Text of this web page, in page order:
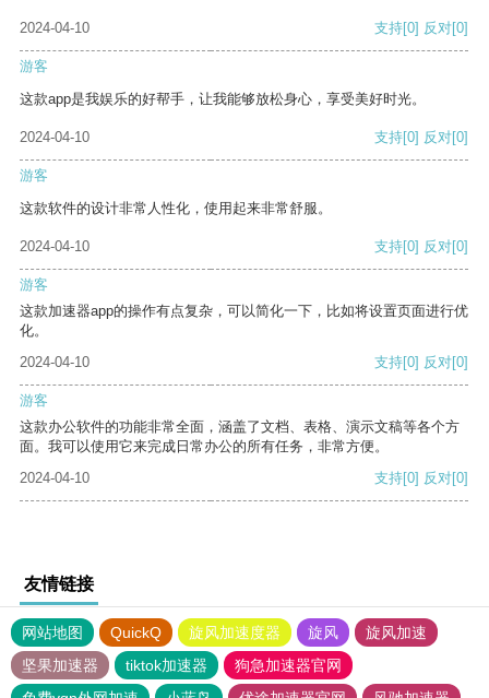
2024-04-10 支持[0] 反对[0]
游客
这款app是我娱乐的好帮手，让我能够放松身心，享受美好时光。
2024-04-10 支持[0] 反对[0]
游客
这款软件的设计非常人性化，使用起来非常舒服。
2024-04-10 支持[0] 反对[0]
游客
这款加速器app的操作有点复杂，可以简化一下，比如将设置页面进行优
化。
2024-04-10
支持[0] 反对[0]
游客
这款办公软件的功能非常全面，涵盖了文档、表格、演示文稿等各个方
面。我可以使用它来完成日常办公的所有任务，非常方便。
2024-04-10
支持[0] 反对[0]
友情链接
网站地图 QuickQ 旋风加速度器 旋风
旋风加速
坚果加速器
tiktok加速器
狗急加速器官网